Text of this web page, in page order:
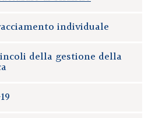
individuale
della gestione della